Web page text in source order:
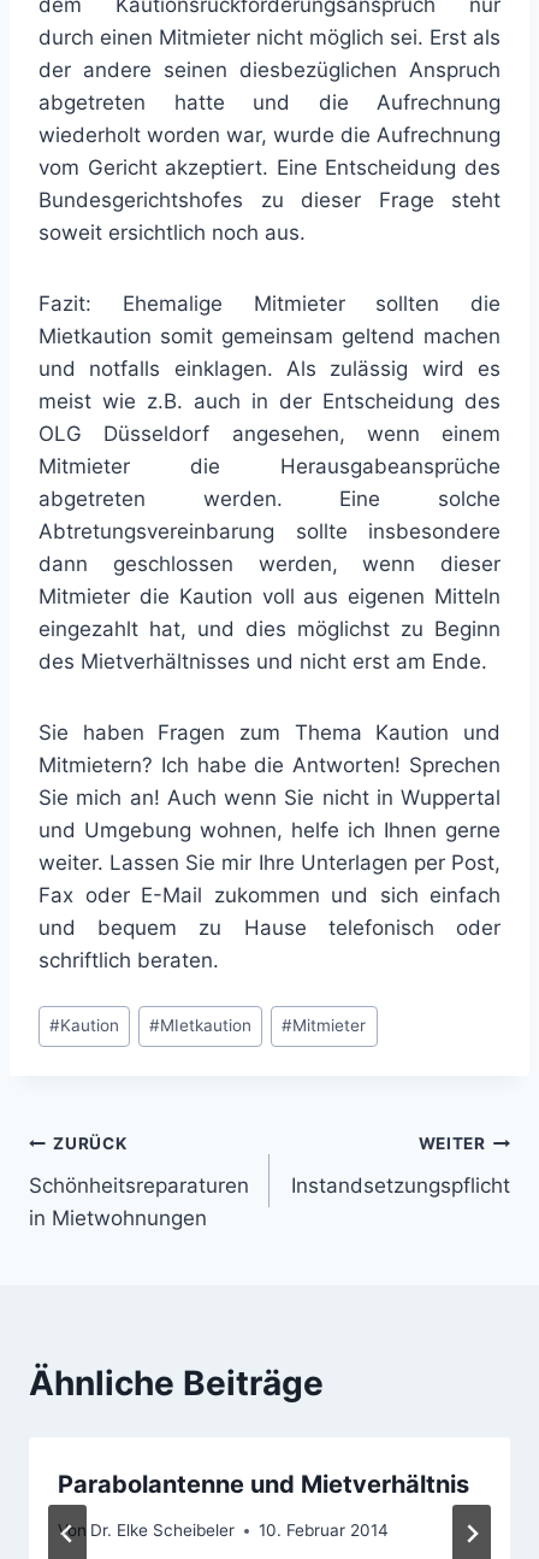
dem Kautionsrückforderungsanspruch nur
durch einen Mitmieter nicht möglich sei. Erst als
der andere seinen diesbezüglichen Anspruch
abgetreten hatte und die Aufrechnung
wiederholt worden war, wurde die Aufrechnung
vom Gericht akzeptiert. Eine Entscheidung des
Bundesgerichtshofes zu dieser Frage steht
soweit ersichtlich noch aus.
Fazit: Ehemalige Mitmieter sollten die
Mietkaution somit gemeinsam geltend machen
und notfalls einklagen. Als zulässig wird es
meist wie z.B. auch in der Entscheidung des
OLG Düsseldorf angesehen, wenn einem
Mitmieter die Herausgabeansprüche
abgetreten werden. Eine solche
Abtretungsvereinbarung sollte insbesondere
dann geschlossen werden, wenn dieser
Mitmieter die Kaution voll aus eigenen Mitteln
eingezahlt hat, und dies möglichst zu Beginn
des Mietverhältnisses und nicht erst am Ende.
Sie haben Fragen zum Thema Kaution und
Mitmietern? Ich habe die Antworten! Sprechen
Sie mich an! Auch wenn Sie nicht in Wuppertal
und Umgebung wohnen, helfe ich Ihnen gerne
weiter. Lassen Sie mir Ihre Unterlagen per Post,
Fax oder E-Mail zukommen und sich einfach
und bequem zu Hause telefonisch oder
schriftlich beraten.
Schlagworte:
#Kaution #MIetkaution #Mitmieter
Beitragsnavigation
ZURÜCK
Schönheitsreparaturen
in Mietwohnungen
WEITER
Instandsetzungspflicht
Ähnliche Beiträge
Parabolantenne und Mietverhältnis
Von Dr. Elke Scheibeler 10. Februar 2014